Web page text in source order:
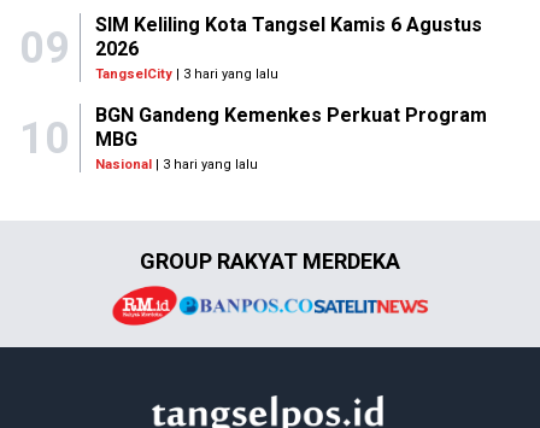
09
SIM Keliling Kota Tangsel Kamis 6 Agustus
2026
TangselCity| 3 hari yang lalu
10
BGN Gandeng Kemenkes Perkuat Program
MBG
Nasional| 3 hari yang lalu
GROUP RAKYAT MERDEKA